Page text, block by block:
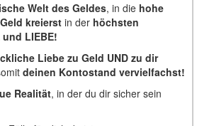
Welt des Geldes, in die hohe
kreierst in der höchsten
und LIEBE!
Liebe zu Geld UND zu dir
deinen Kontostand vervielfachst!
Realität, in der du dir sicher sein